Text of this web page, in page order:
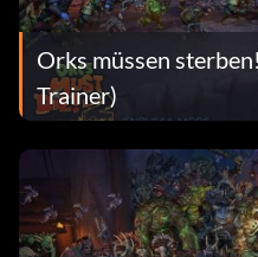
Orks müssen
Trainer)